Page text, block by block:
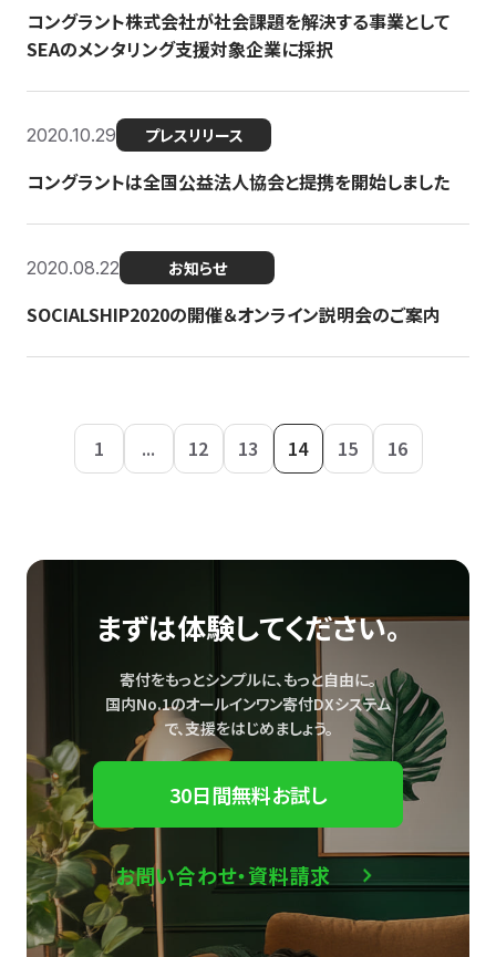
コングラント株式会社が社会課題を解決する事業として
SEAのメンタリング支援対象企業に採択
2020.10.29 プレスリリース
コングラントは全国公益法人協会と提携を開始しました
2020.08.22 お知らせ
SOCIALSHIP2020の開催＆オンライン説明会のご案内
1 ... 12 13 14 15 16
まずは体験してください。
寄付をもっとシンプルに、もっと自由に。
国内No.1のオールインワン寄付DXシステム
で、支援をはじめましょう。
30日間無料お試し
お問い合わせ・資料請求